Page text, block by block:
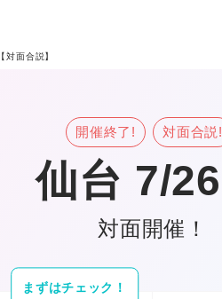
面合説】
開催終了! 対面合説!
仙台 7/26
対面開催！
まずはチェック！